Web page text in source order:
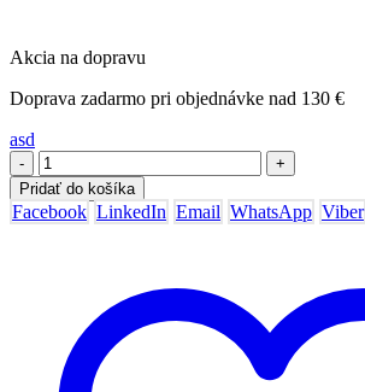
Akcia na dopravu
Doprava zadarmo pri objednávke nad 130 €
asd
-
+
Pridať do košíka
Facebook LinkedIn Email WhatsApp Viber